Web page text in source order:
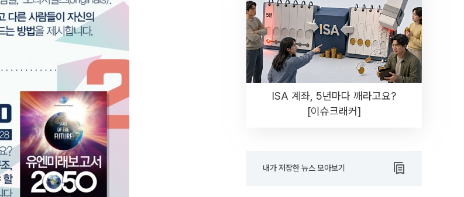
ISA 계좌, 5년마다 깨라고요?
[이슈크래커]
내가 저장한 뉴스 모아보기